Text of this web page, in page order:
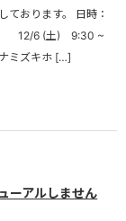
ております。 日時：
12/6 (土) 9:30 ~
ミズキホ […]
ーアルしません